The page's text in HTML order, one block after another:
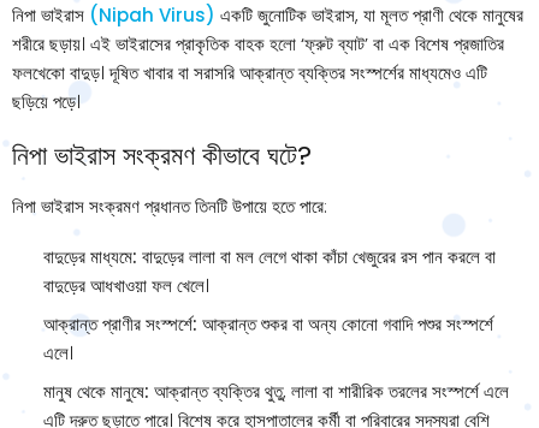
নিপা ভাইরাস (Nipah Virus) একটি জুনোটিক ভাইরাস, যা মূলত প্রাণী থেকে মানুষের
শরীরে ছড়ায়। এই ভাইরাসের প্রাকৃতিক বাহক হলো ‘ফ্রুট ব্যাট’ বা এক বিশেষ প্রজাতির
ফলখেকো বাদুড়। দূষিত খাবার বা সরাসরি আক্রান্ত ব্যক্তির সংস্পর্শের মাধ্যমেও এটি
ছড়িয়ে পড়ে।
নিপা ভাইরাস সংক্রমণ কীভাবে ঘটে?
নিপা ভাইরাস সংক্রমণ প্রধানত তিনটি উপায়ে হতে পারে:
বাদুড়ের মাধ্যমে: বাদুড়ের লালা বা মল লেগে থাকা কাঁচা খেজুরের রস পান করলে বা
বাদুড়ের আধখাওয়া ফল খেলে।
আক্রান্ত প্রাণীর সংস্পর্শে: আক্রান্ত শুকর বা অন্য কোনো গবাদি পশুর সংস্পর্শে
এলে।
মানুষ থেকে মানুষে: আক্রান্ত ব্যক্তির থুতু, লালা বা শারীরিক তরলের সংস্পর্শে এলে
এটি দ্রুত ছড়াতে পারে। বিশেষ করে হাসপাতালের কর্মী বা পরিবারের সদস্যরা বেশি